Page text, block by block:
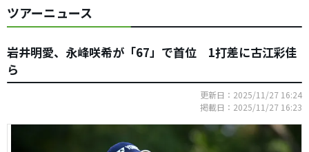
ツアーニュース
岩井明愛、永峰咲希が「67」で首位 1打差に古江彩佳
ら
更新日：2025/11/27 16:24
掲載日：2025/11/27 16:23